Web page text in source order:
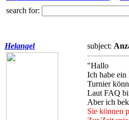
search for:
Helangel subject:
"Hallo
Ich habe
Turnier
Laut FAQ
Aber ich
Sie können